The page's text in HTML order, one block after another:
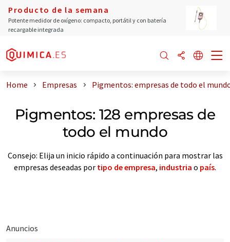
Producto de la semana
Potente medidor de oxígeno: compacto, portátil y con batería
recargable integrada
Home Empresas Pigmentos: empresas de todo el
Pigmentos: 128 empresas de
todo el mundo
Consejo: Elija un inicio rápido a continuación para mostrar las
empresas deseadas por tipo de empresa, industria o país.
Anuncios